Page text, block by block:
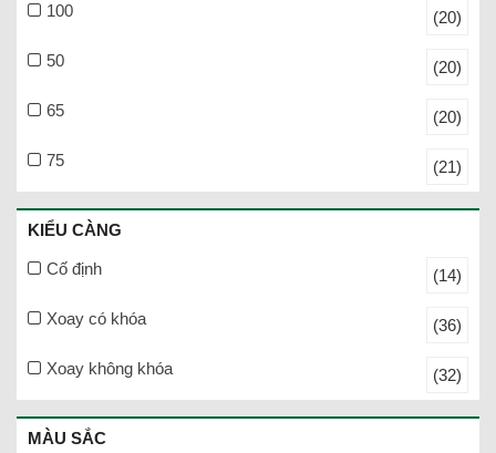
100 (20)
50 (20)
65 (20)
75 (21)
KIỂU CÀNG
Cố định (14)
Xoay có khóa (36)
Xoay không khóa (32)
MÀU SẮC